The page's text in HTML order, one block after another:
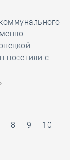
посетили с
8 9 10